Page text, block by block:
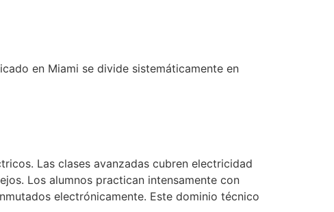
en Miami se divide sistemáticamente en
Las clases avanzadas cubren electricidad
Los alumnos practican intensamente con
electrónicamente. Este dominio técnico